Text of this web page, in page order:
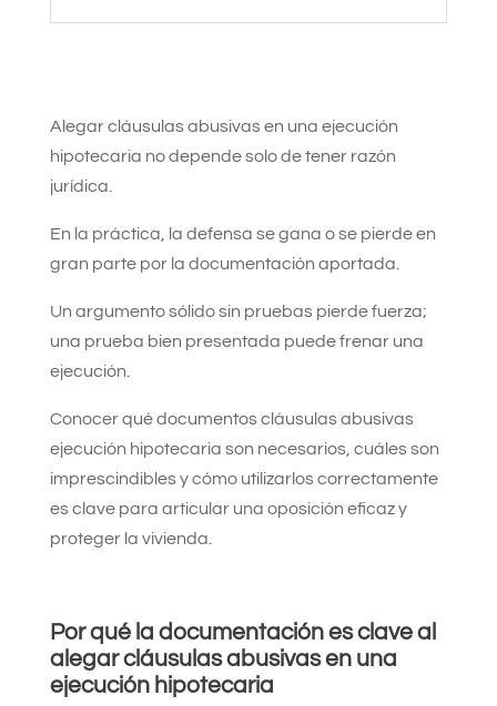
Alegar cláusulas abusivas en una ejecución
hipotecaria no depende solo de tener razón
jurídica.
En la práctica, la defensa se gana o se pierde en
gran parte por la documentación aportada.
Un argumento sólido sin pruebas pierde fuerza;
una prueba bien presentada puede frenar una
ejecución.
Conocer qué documentos cláusulas abusivas
ejecución hipotecaria son necesarios, cuáles son
imprescindibles y cómo utilizarlos correctamente
es clave para articular una oposición eficaz y
proteger la vivienda.
Por qué la documentación es clave al
alegar cláusulas abusivas en una
ejecución hipotecaria